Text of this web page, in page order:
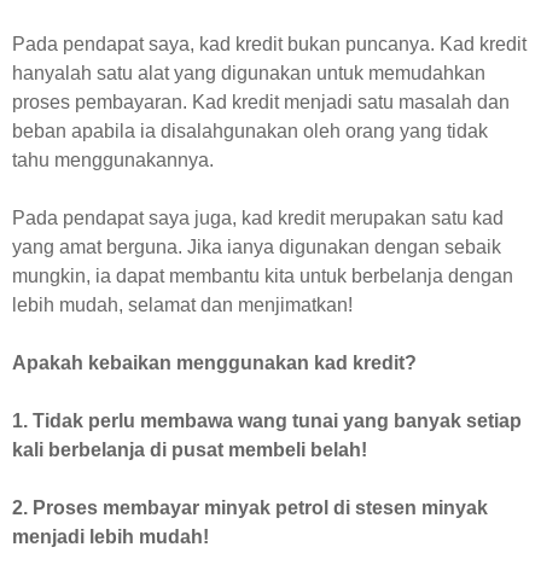
Pada pendapat saya, kad kredit bukan puncanya. Kad kredit
hanyalah satu alat yang digunakan untuk memudahkan
proses pembayaran. Kad kredit menjadi satu masalah dan
beban apabila ia disalahgunakan oleh orang yang tidak
tahu menggunakannya.
Pada pendapat saya juga, kad kredit merupakan satu kad
yang amat berguna. Jika ianya digunakan dengan sebaik
mungkin, ia dapat membantu kita untuk berbelanja dengan
lebih mudah, selamat dan menjimatkan!
Apakah kebaikan menggunakan kad kredit?
1. Tidak perlu membawa wang tunai yang banyak setiap
kali berbelanja di pusat membeli belah!
2. Proses membayar minyak petrol di stesen minyak
menjadi lebih mudah!